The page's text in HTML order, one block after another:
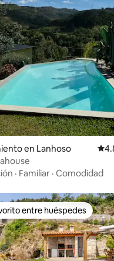
4.92 de 5, 77 reseñas
en Lanhoso
· Familiar · Comodidad
entre huéspedes preferido
entre huéspedes